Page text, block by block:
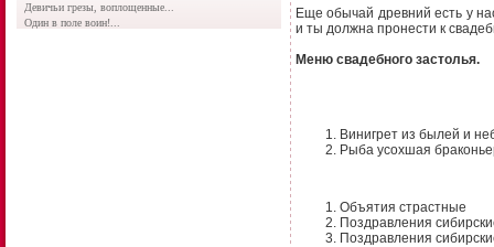
Девичьи грезы, воплощенные...
Один в поле воин!...
Еще обычай древний есть у
и ты должна пронести к
Меню свадебного застолья.
Винигрет из былей и
Рыба усохшая
Объятия страстные
Поздравления
Поздравления